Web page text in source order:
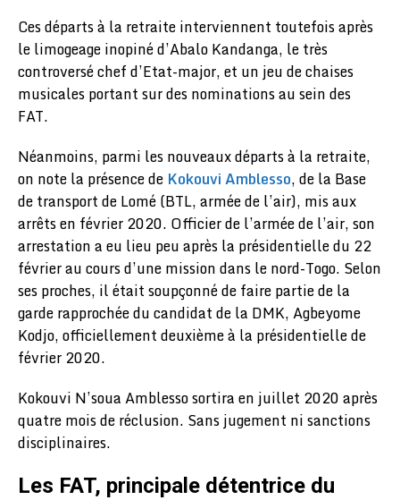
Ces départs à la retraite interviennent toutefois après
le limogeage inopiné d’Abalo Kandanga, le très
controversé chef d’Etat-major, et un jeu de chaises
musicales portant sur des nominations au sein des
FAT.
Néanmoins, parmi les nouveaux départs à la retraite,
on note la présence de Kokouvi Amblesso, de la Base
de transport de Lomé (BTL, armée de l’air), mis aux
arrêts en février 2020. Officier de l’armée de l’air, son
arrestation a eu lieu peu après la présidentielle du 22
février au cours d’une mission dans le nord-Togo. Selon
ses proches, il était soupçonné de faire partie de la
garde rapprochée du candidat de la DMK, Agbeyome
Kodjo, officiellement deuxième à la présidentielle de
février 2020.
Kokouvi N’soua Amblesso sortira en juillet 2020 après
quatre mois de réclusion. Sans jugement ni sanctions
disciplinaires.
Les FAT, principale détentrice du